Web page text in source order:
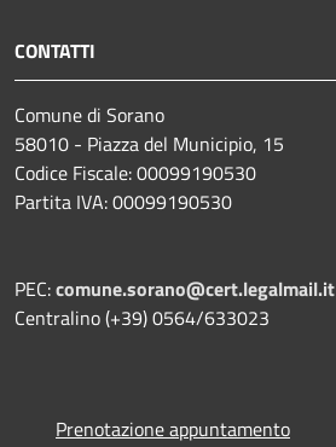
CONTATTI
Comune di Sorano
58010 - Piazza del Municipio, 15
Codice Fiscale: 00099190530
Partita IVA: 00099190530
PEC:comune.sorano@cert.legalmail.it
Centralino (+39) 0564/633023
Prenotazione appuntamento